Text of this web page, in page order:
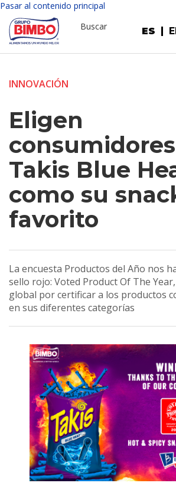
Pasar al contenido principal
ES
Buscar
INNOVACIÓN
Eligen
Takis Blue
como su
favorito
La encuesta Productos del Año nos
sello rojo: Voted Product Of The
global por certificar a los productos
en sus diferentes categorías